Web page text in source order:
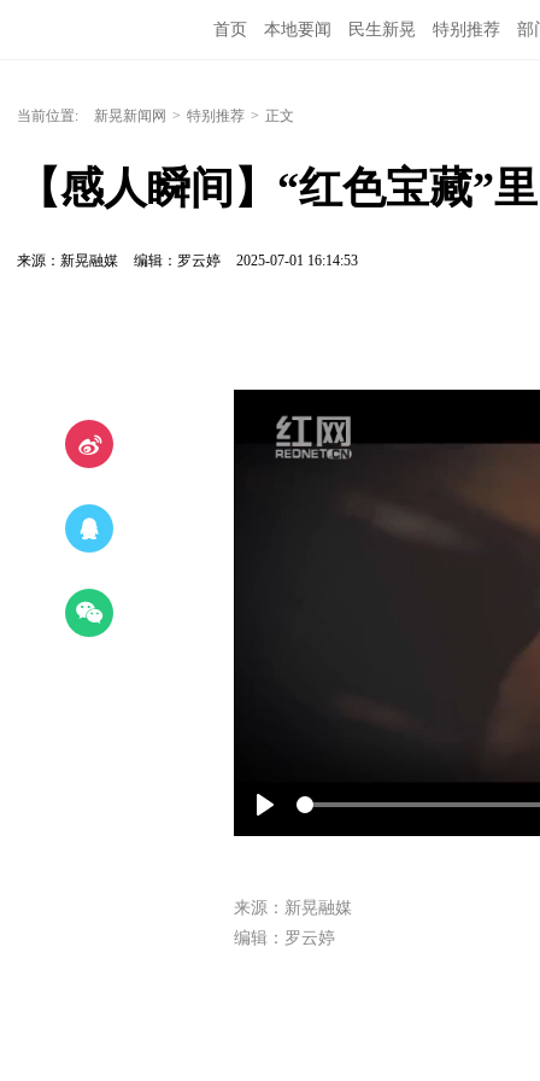
首页 本地要闻 民生新晃 特别推荐 部
当前位置: 新晃新闻网 > 特别推荐 > 正文
【感人瞬间】“红色宝藏”
来源：新晃融媒 编辑：罗云婷 2025-07-01 16:14:53
Play
来源：新晃融媒
编辑：罗云婷